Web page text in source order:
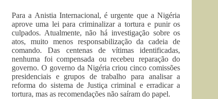
Para a Anistia Internacional, é urgente que a Nigéria
aprove uma lei para criminalizar a tortura e punir os
culpados. Atualmente, não há investigação sobre os
atos, muito menos responsabilização da cadeia de
comando. Das centenas de vítimas identificadas,
nenhuma foi compensada ou recebeu reparação do
governo. O governo da Nigéria criou cinco comissões
presidenciais e grupos de trabalho para analisar a
reforma do sistema de Justiça criminal e erradicar a
tortura, mas as recomendações não saíram do papel.